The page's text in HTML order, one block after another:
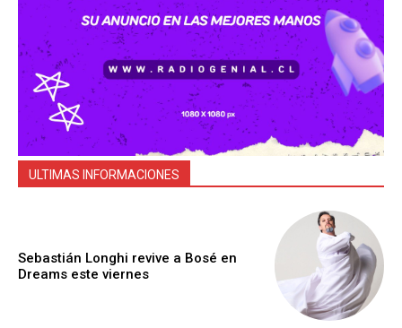
ULTIMAS INFORMACIONES
Sebastián Longhi revive a Bosé en
Dreams este viernes